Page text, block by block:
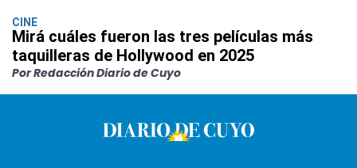
CINE
Mirá cuáles fueron las tres películas más
taquilleras de Hollywood en 2025
Por Redacción Diario de Cuyo